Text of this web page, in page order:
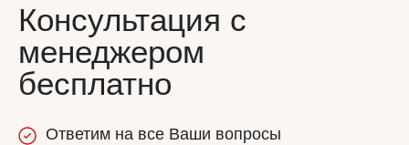
Консультация с
менеджером
бесплатно
Ответим на все Ваши вопросы